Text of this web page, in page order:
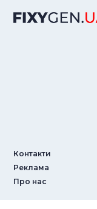
Контакти
Реклама
Про нас